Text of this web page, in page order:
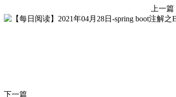
上一篇
下一篇